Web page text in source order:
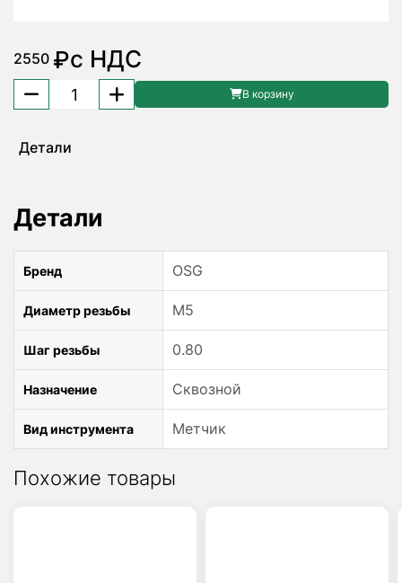
2550 ₽с НДС
Количество
товара
M5x0.8
48145149
OSG
В корзину
Детали
Детали
Бренд OSG
Диаметр резьбы M5
Шаг резьбы 0.80
Назначение Сквозной
Вид инструмента Метчик
Похожие товары